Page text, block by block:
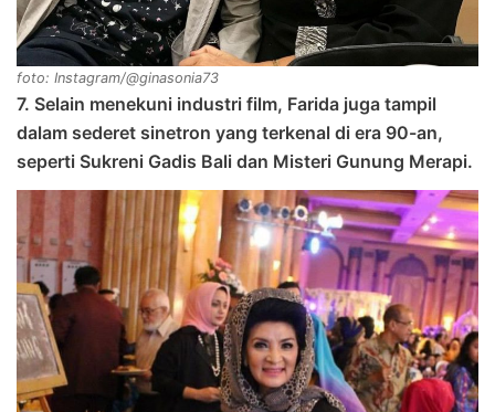
foto: Instagram/@ginasonia73
7. Selain menekuni industri film, Farida juga tampil
dalam sederet sinetron yang terkenal di era 90-an,
seperti Sukreni Gadis Bali dan Misteri Gunung Merapi.